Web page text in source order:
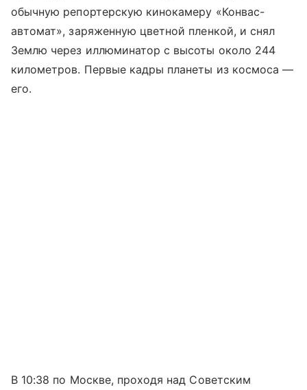
обычную репортерскую кинокамеру «Конвас-
автомат», заряженную цветной пленкой, и снял
Землю через иллюминатор с высоты около 244
километров. Первые кадры планеты из космоса —
его.
В 10:38 по Москве, проходя над Советским